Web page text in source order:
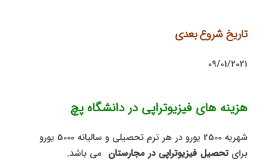
تاریخ شروع بعدی
09/01/2021
هزینه های فیزیوتراپی در دانشگاه پچ
شهریه 2500 یورو در هر ترم تحصیلی و سالیانه 5000 یورو
برایتحصیل فیزیوتراپی در مجارستان می باشد.